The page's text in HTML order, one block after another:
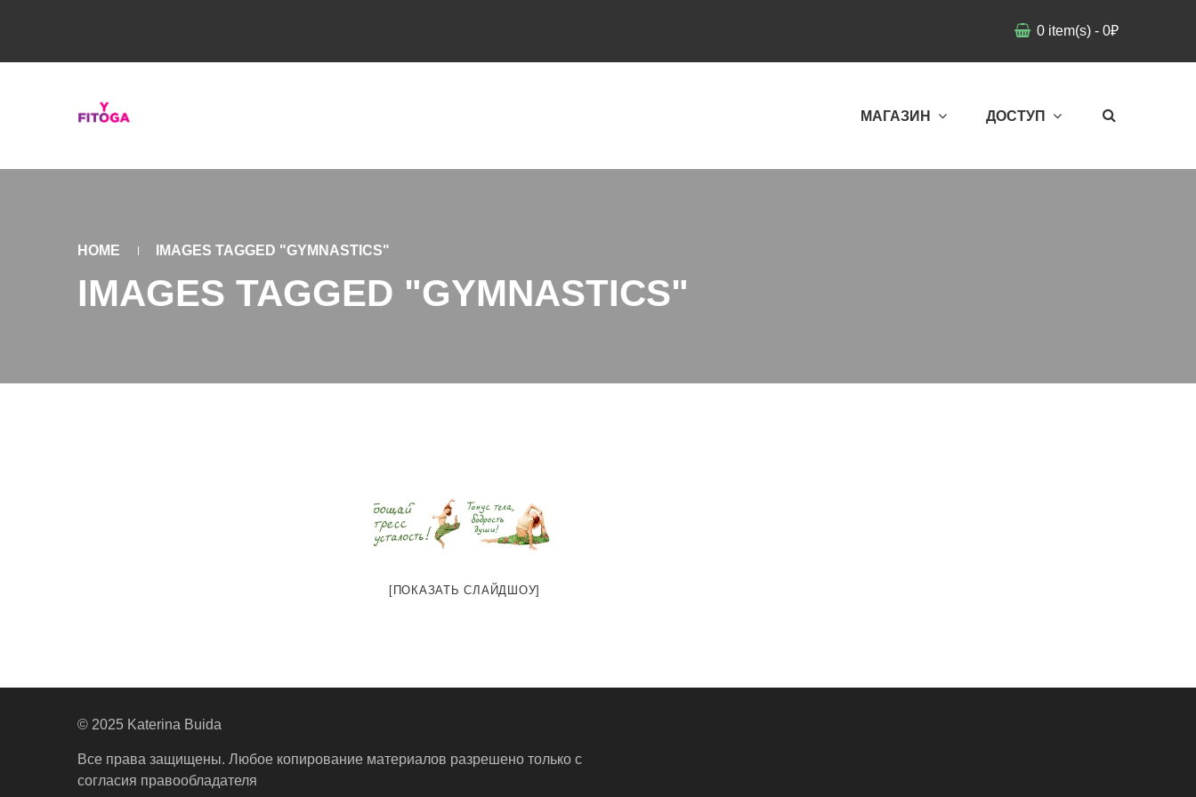
0 item(s) - 0₽
МАГАЗИН ДОСТУП
HOME IMAGES TAGGED "GYMNASTICS"
IMAGES TAGGED "GYMNASTICS"
[ПОКАЗАТЬ СЛАЙДШОУ]
© 2025 Katerina Buida
Все права защищены. Любое копирование материалов разрешено только с
согласия правообладателя